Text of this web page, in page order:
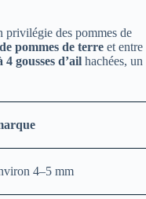
privilégie des pommes de
pommes de terre et entre
4 gousses d’ail hachées, un
4–5 mm